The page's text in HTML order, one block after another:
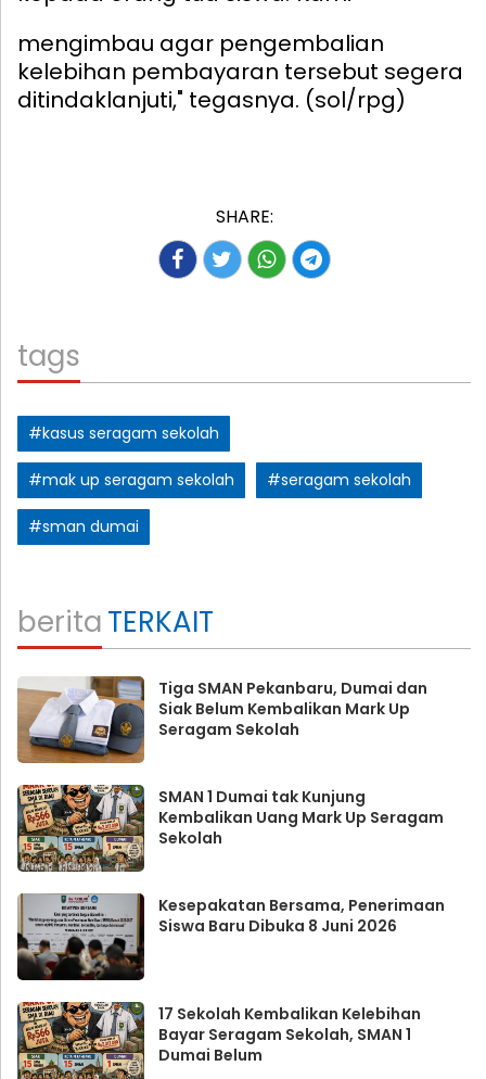
mengimbau agar pengembalian
kelebihan pembayaran tersebut segera
ditindaklanjuti," tegasnya. (sol/rpg)
SHARE:
tags
#kasus seragam sekolah
#mak up seragam sekolah #seragam sekolah
#sman dumai
beritaTERKAIT
Tiga SMAN Pekanbaru, Dumai dan
Siak Belum Kembalikan Mark Up
Seragam Sekolah
SMAN 1 Dumai tak Kunjung
Kembalikan Uang Mark Up Seragam
Sekolah
Kesepakatan Bersama, Penerimaan
Siswa Baru Dibuka 8 Juni 2026
17 Sekolah Kembalikan Kelebihan
Bayar Seragam Sekolah, SMAN 1
Dumai Belum